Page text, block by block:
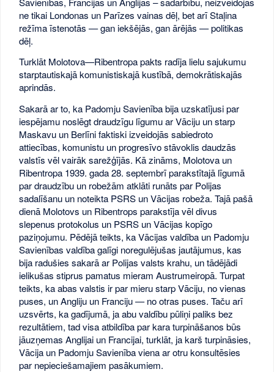
ne tikai Londonas un Parīzes vainas dēļ, bet arī Staļina
režīma īstenotās — gan iekšējās, gan ārējās — politikas
dēļ.
Turklāt Molotova—Ribentropa pakts radīja lielu sajukumu
starptautiskajā komunistiskajā kustībā, demokrātiskajās
aprindās.
Sakarā ar to, ka Padomju Savienība bija uzskatījusi par
iespējamu noslēgt draudzīgu līgumu ar Vāciju un starp
Maskavu un Berlīni faktiski izveidojās sabiedroto
attiecības, komunistu un progresīvo stāvoklis daudzās
valstīs vēl vairāk sarežģījās. Kā zināms, Molotova un
Ribentropa 1939. gada 28. septembrī parakstītajā līgumā
par draudzību un robežām atklāti runāts par Polijas
sadalīšanu un noteikta PSRS un Vācijas robeža. Tajā pašā
dienā Molotovs un Ribentrops parakstīja vēl divus
slepenus protokolus un PSRS un Vācijas kopīgo
paziņojumu. Pēdējā teikts, ka Vācijas valdība un Padomju
Savienības valdība galīgi noregulējušas jautājumus, kas
bija radušies sakarā ar Polijas valsts krahu, un tādējādi
ielikušas stiprus pamatus mieram Austrumeiropā. Turpat
teikts, ka abas valstis ir par mieru starp Vāciju, no vienas
puses, un Angliju un Franciju — no otras puses. Taču arī
uzsvērts, ka gadījumā, ja abu valdību pūliņi paliks bez
rezultātiem, tad visa atbildība par kara turpināšanos būs
jāuzņemas Anglijai un Francijai, turklāt, ja karš turpināsies,
Vācija un Padomju Savienība viena ar otru konsultēsies
par nepieciešamajiem pasākumiem.